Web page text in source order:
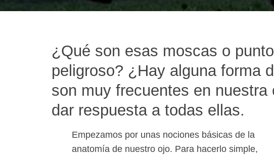
¿Qué son esas moscas o
peligroso? ¿Hay alguna forma
son muy frecuentes en
dar respuesta a todas ellas.
Empezamos por unas nociones básicas de la
anatomía de nuestro ojo. Para hacerlo simple,